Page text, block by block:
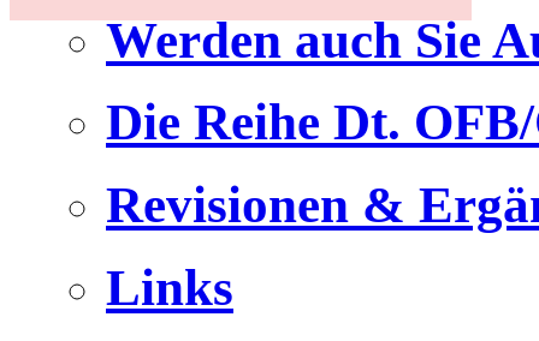
Werden auch Sie
Die Reihe Dt.
Revisionen &
Links